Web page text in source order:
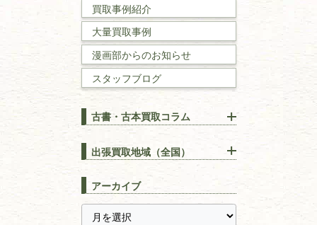
理工書
数学書・物理学書
建築書
漢方・鍼灸・東洋医学
易学・占い
スピリチュアル・
全集・
買取事例紹介
大量買取事例
漫画部からのお知らせ
スタッフブログ
古書・古本買取コラム
【出張買取】古本の大量買取
りOK！効率的に売る方法
長島書店の便利な買取サービ
ス
【持ち込み買取】店頭で簡単
に古本を売るメリットとは？
出張買取地域（全国）
千葉県
神奈川県
静岡県
アーカイブ